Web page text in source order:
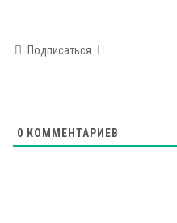
Подписаться
0 КОММЕНТАРИЕВ